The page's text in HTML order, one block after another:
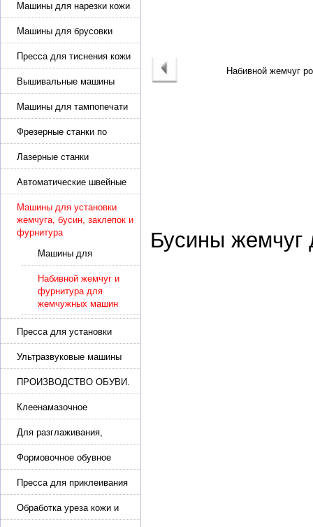
Машины для нарезки кожи
и стропы
Машины для брусовки
кожи,меха,поролона
Пресса для тиснения кожи
Вышивальные машины
Машины для тампопечати
Фрезерные станки по
металлу
Лазерные станки
Автоматические швейные
машины с программным
управлением
Машины для установки
жемчуга, бусин, заклепок и
фурнитура
Машины для
установки жемчуга,
шипов и заклепок
Набивной жемчуг и
фурнитура для
жемчужных машин
Пресса для установки
фурнитуры: блочка,
люверсы, петля
Ультразвуковые машины
для сварки
ПРОИЗВОДСТВО ОБУВИ.
Машины для изготовления
обуви
Клеенамазочное
оборудование и активаторы
клея
Для разглаживания,
разбивания и герметизации
шва
Формовочное обувное
оборудование
Пресса для приклеивания
подошвы и прибивки
каблука
Обработка уреза кожи и
покрасочные камеры
Бусины